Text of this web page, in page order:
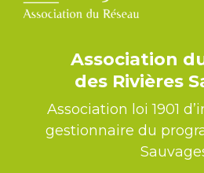
Association
des Rivières
Association loi 1901
gestionnaire du